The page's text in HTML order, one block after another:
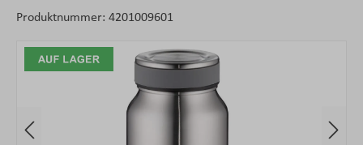
Bildergalerie überspringen
Produktnummer: 4201009601